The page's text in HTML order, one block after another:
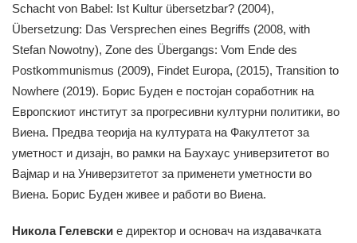
Schacht von Babel: Ist Kultur übersetzbar? (2004),
Übersetzung: Das Versprechen eines Begriffs (2008, with
Stefan Nowotny), Zone des Übergangs: Vom Ende des
Postkommunismus (2009), Findet Europa, (2015), Transition to
Nowhere (2019). Борис Буден е постојан соработник на
Европскиот институт за прогресивни културни политики, во
Виена. Предва теорија на културата на Факултетот за
уметност и дизајн, во рамки на Баухаус универзитетот во
Вајмар и на Универзитетот за применети уметности во
Виена. Борис Буден живее и работи во Виена.
Никола Гелевски е директор и основач на издавачката